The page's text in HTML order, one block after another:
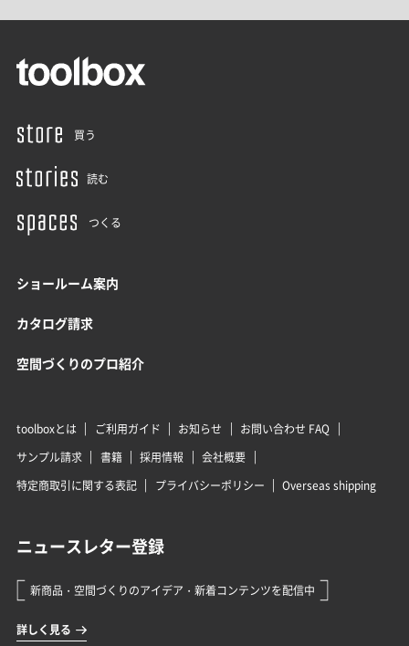
買う
読む
つくる
ショールーム案内
カタログ請求
空間づくりのプロ紹介
toolboxとは ご利用ガイド お知らせ
お問い合わせ FAQ
サンプル請求
書籍 採用情報
会社概要
特定商取引に関する表記
プライバシーポリシー Overseas shipping